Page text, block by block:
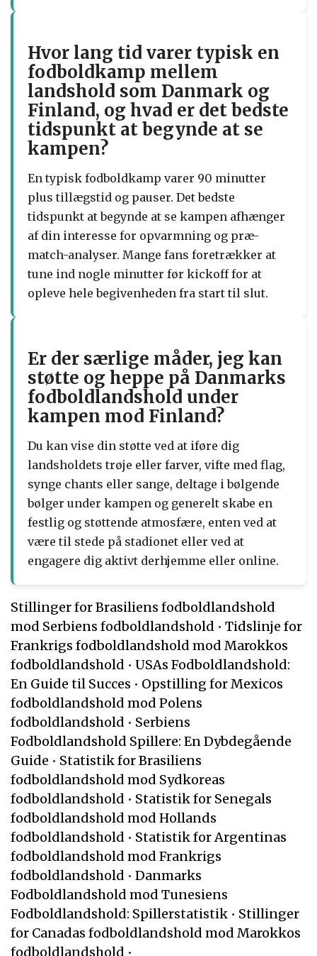
Hvor lang tid varer typisk en
fodboldkamp mellem
landshold som Danmark og
Finland, og hvad er det bedste
tidspunkt at begynde at se
kampen?
En typisk fodboldkamp varer 90 minutter
plus tillægstid og pauser. Det bedste
tidspunkt at begynde at se kampen afhænger
af din interesse for opvarmning og præ-
match-analyser. Mange fans foretrækker at
tune ind nogle minutter før kickoff for at
opleve hele begivenheden fra start til slut.
Er der særlige måder, jeg kan
støtte og heppe på Danmarks
fodboldlandshold under
kampen mod Finland?
Du kan vise din støtte ved at iføre dig
landsholdets trøje eller farver, vifte med flag,
synge chants eller sange, deltage i bølgende
bølger under kampen og generelt skabe en
festlig og støttende atmosfære, enten ved at
være til stede på stadionet eller ved at
engagere dig aktivt derhjemme eller online.
Stillinger for Brasiliens fodboldlandshold
mod Serbiens fodboldlandshold • Tidslinje for
Frankrigs fodboldlandshold mod Marokkos
fodboldlandshold • USAs Fodboldlandshold:
En Guide til Succes • Opstilling for Mexicos
fodboldlandshold mod Polens
fodboldlandshold • Serbiens
Fodboldlandshold Spillere: En Dybdegående
Guide • Statistik for Brasiliens
fodboldlandshold mod Sydkoreas
fodboldlandshold • Statistik for Senegals
fodboldlandshold mod Hollands
fodboldlandshold • Statistik for Argentinas
fodboldlandshold mod Frankrigs
fodboldlandshold • Danmarks
Fodboldlandshold mod Tunesiens
Fodboldlandshold: Spillerstatistik • Stillinger
for Canadas fodboldlandshold mod Marokkos
fodboldlandshold •